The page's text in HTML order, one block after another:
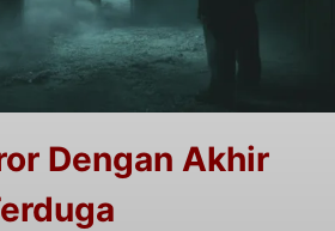
Dengan Akhir